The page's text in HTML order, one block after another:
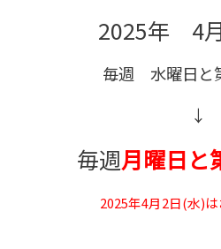
2025年 4
毎週 水曜日と
↓
毎週月曜日と
2025年4月2日(水)は